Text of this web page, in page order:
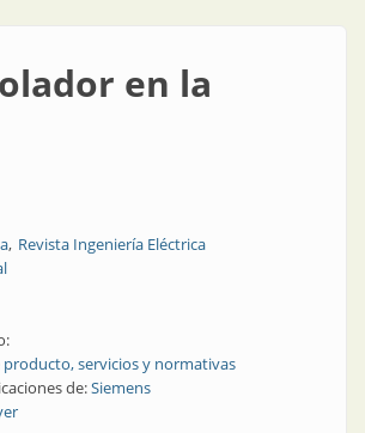
en la
Revista Ingeniería Eléctrica
producto, servicios y normativas
de:Siemens